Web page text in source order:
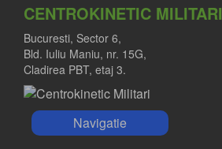
CENTROKINETIC MILITARI
Bucuresti, Sector 6,
Bld. Iuliu Maniu, nr. 15G,
Cladirea PBT, etaj 3.
Navigatie